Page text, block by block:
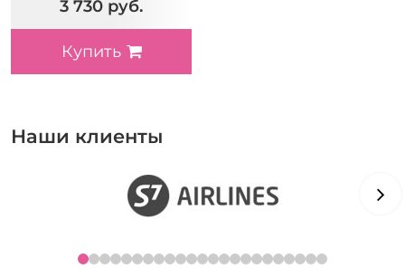
3 730 руб.
Купить
Наши клиенты